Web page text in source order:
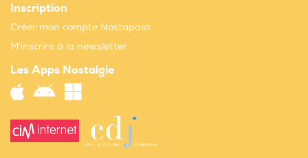
Inscription
Créer mon compte Nostapass
M'inscrire à la newsletter
Les Apps Nostalgie